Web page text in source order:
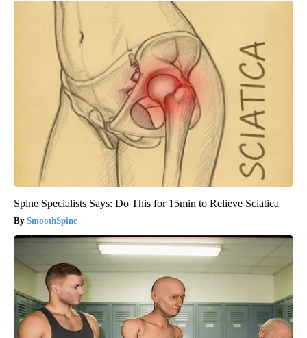
Spine Specialists Says: Do This for 15min to Relieve Sciatica
SmoothSpine